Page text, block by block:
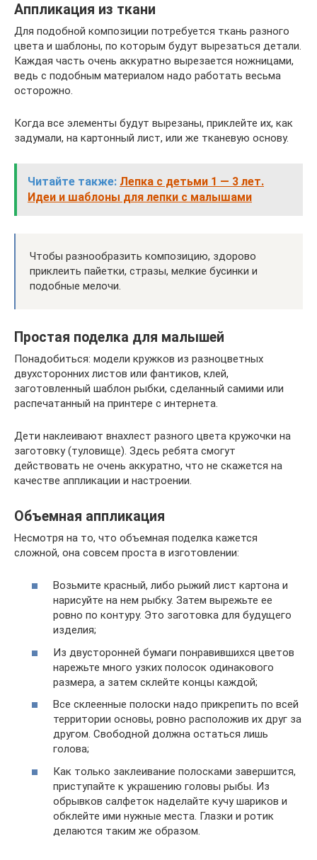
Аппликация из ткани
Для подобной композиции потребуется ткань разного
цвета и шаблоны, по которым будут вырезаться детали.
Каждая часть очень аккуратно вырезается ножницами,
ведь с подобным материалом надо работать весьма
осторожно.
Когда все элементы будут вырезаны, приклейте их, как
задумали, на картонный лист, или же тканевую основу.
Читайте также: Лепка с детьми 1 — 3 лет.
Идеи и шаблоны для лепки с малышами
Чтобы разнообразить композицию, здорово
приклеить пайетки, стразы, мелкие бусинки и
подобные мелочи.
Простая поделка для малышей
Понадобиться: модели кружков из разноцветных
двухсторонних листов или фантиков, клей,
заготовленный шаблон рыбки, сделанный самими или
распечатанный на принтере с интернета.
Дети наклеивают внахлест разного цвета кружочки на
заготовку (туловище). Здесь ребята смогут
действовать не очень аккуратно, что не скажется на
качестве аппликации и настроении.
Объемная аппликация
Несмотря на то, что объемная поделка кажется
сложной, она совсем проста в изготовлении:
Возьмите красный, либо рыжий лист картона и
нарисуйте на нем рыбку. Затем вырежьте ее
ровно по контуру. Это заготовка для будущего
изделия;
Из двусторонней бумаги понравившихся цветов
нарежьте много узких полосок одинакового
размера, а затем склейте концы каждой;
Все склеенные полоски надо прикрепить по всей
территории основы, ровно расположив их друг за
другом. Свободной должна остаться лишь
голова;
Как только заклеивание полосками завершится,
приступайте к украшению головы рыбы. Из
обрывков салфеток наделайте кучу шариков и
обклейте ими нужные места. Глазки и ротик
делаются таким же образом.